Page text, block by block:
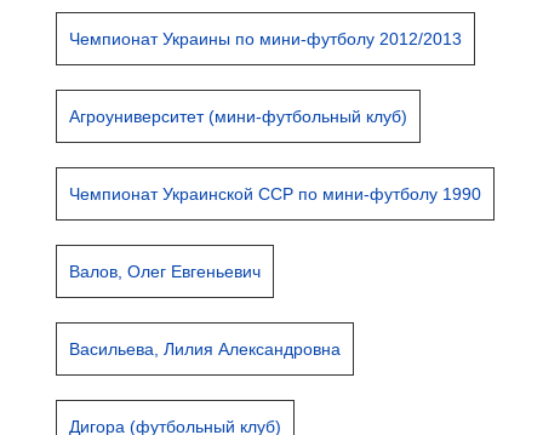
Чемпионат Украины по мини-футболу 2012/2013
Агроуниверситет (мини-футбольный клуб)
Чемпионат Украинской ССР по мини-футболу 1990
Валов, Олег Евгеньевич
Васильева, Лилия Александровна
Дигора (футбольный клуб)